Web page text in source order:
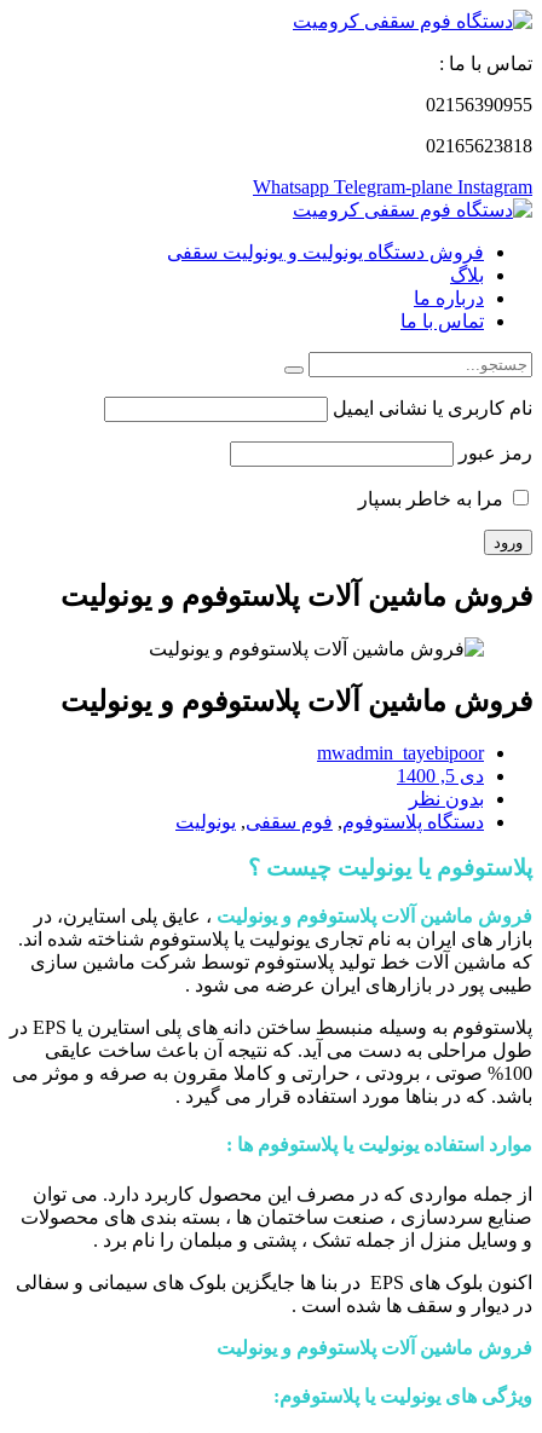
تماس با ما :
02156390955
02165623818
Whatsapp Telegram-plane Instagram
فروش دستگاه یونولیت و یونولیت سقفی
بلاگ
درباره ما
تماس با ما
نام کاربری یا نشانی ایمیل
رمز عبور
مرا به خاطر بسپار
فروش ماشین آلات پلاستوفوم و یونولیت
فروش ماشین آلات پلاستوفوم و یونولیت
mwadmin_tayebipoor
دی 5, 1400
بدون نظر
دستگاه پلاستوفوم, فوم سقفی, یونولیت
پلاستوفوم یا یونولیت چیست ؟
فروش ماشین آلات پلاستوفوم و یونولیت ، عایق پلی استایرن، در
بازار های ایران به نام تجاری یونولیت یا پلاستوفوم شناخته شده اند.
که ماشین آلات خط تولید پلاستوفوم توسط شرکت ماشین سازی
طیبی پور در بازارهای ایران عرضه می شود .
پلاستوفوم به وسیله منبسط ساختن دانه های پلی استایرن یا EPS در
طول مراحلی به دست می آید. که نتیجه آن باعث ساخت عایقی
100% صوتی ، برودتی ، حرارتی و کاملا مقرون به صرفه و موثر می
باشد. که در بناها مورد استفاده قرار می گیرد .
موارد استفاده یونولیت یا پلاستوفوم ها :
از جمله مواردی که در مصرف این محصول کاربرد دارد. می توان
صنایع سردسازی ، صنعت ساختمان ها ، بسته بندی های محصولات
و وسایل منزل از جمله تشک ، پشتی و مبلمان را نام برد .
اکنون بلوک های EPS در بنا ها جایگزین بلوک های سیمانی و سفالی
در دیوار و سقف ها شده است .
فروش ماشین آلات پلاستوفوم و یونولیت
ویژگی های یونولیت یا پلاستوفوم: